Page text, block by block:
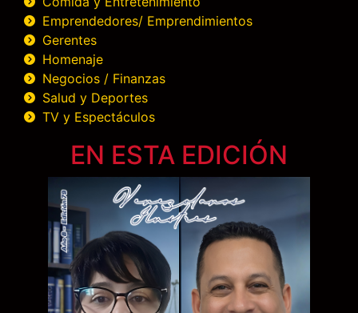
Emprendedores/ Emprendimientos
Gerentes
Homenaje
Negocios / Finanzas
Salud y Deportes
TV y Espectáculos
EN ESTA EDICIÓN